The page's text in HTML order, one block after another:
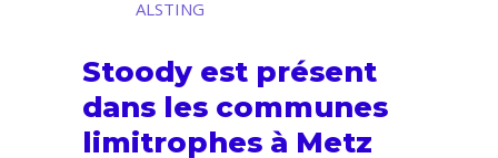
ALSTING
Stoody est présent
dans les communes
limitrophes à Metz